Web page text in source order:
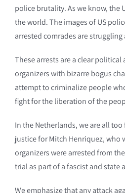
police brutality. As we know, the
the world. The images of US
arrested comrades are struggling
These arrests are a clear
organizers with bizarre bogus
attempt to criminalize people
fight for the liberation of the
In the Netherlands, we are all
justice for Mitch Henriquez, who
organizers were arrested from
trial as part of a fascist and
We emphasize that any attack